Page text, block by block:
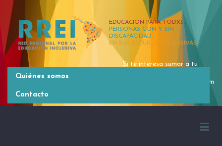
EDUCACION PARA TODXS,
PERSONAS CON Y SIN
DISCAPACIDAD,
EN SUS ESCUELAS INCLUSIVAS
Si te interesa sumar a tu
rrei.latinoamerica@gmail.com
Quiénes somos
Contacto